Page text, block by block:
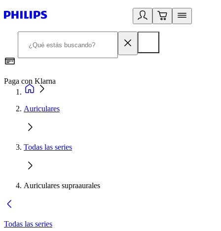
Paga con Klarna
Auriculares
Todas las series
Auriculares supraaurales
Todas las series